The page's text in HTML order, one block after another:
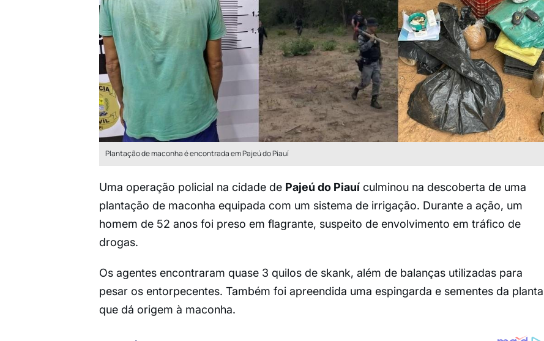
Plantação de maconha é encontrada em Pajeú do Piauí
Uma operação policial na cidade de Pajeú do Piauículminou na descoberta de uma
plantação de maconha equipada com um sistema de irrigação. Durante a ação, um
homem de 52 anos foi preso em flagrante, suspeito de envolvimento em tráfico de
drogas.
Os agentes encontraram quase 3 quilos de skank, além de balanças utilizadas para
pesar os entorpecentes. Também foi apreendida uma espingarda e sementes da planta
que dá origem à maconha.